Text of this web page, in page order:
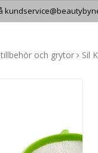
och grytor Sil